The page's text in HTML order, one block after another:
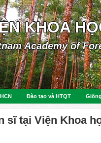
KHOA
Academy of
Đào tạo và HTQT
sĩ tại Viện Khoa